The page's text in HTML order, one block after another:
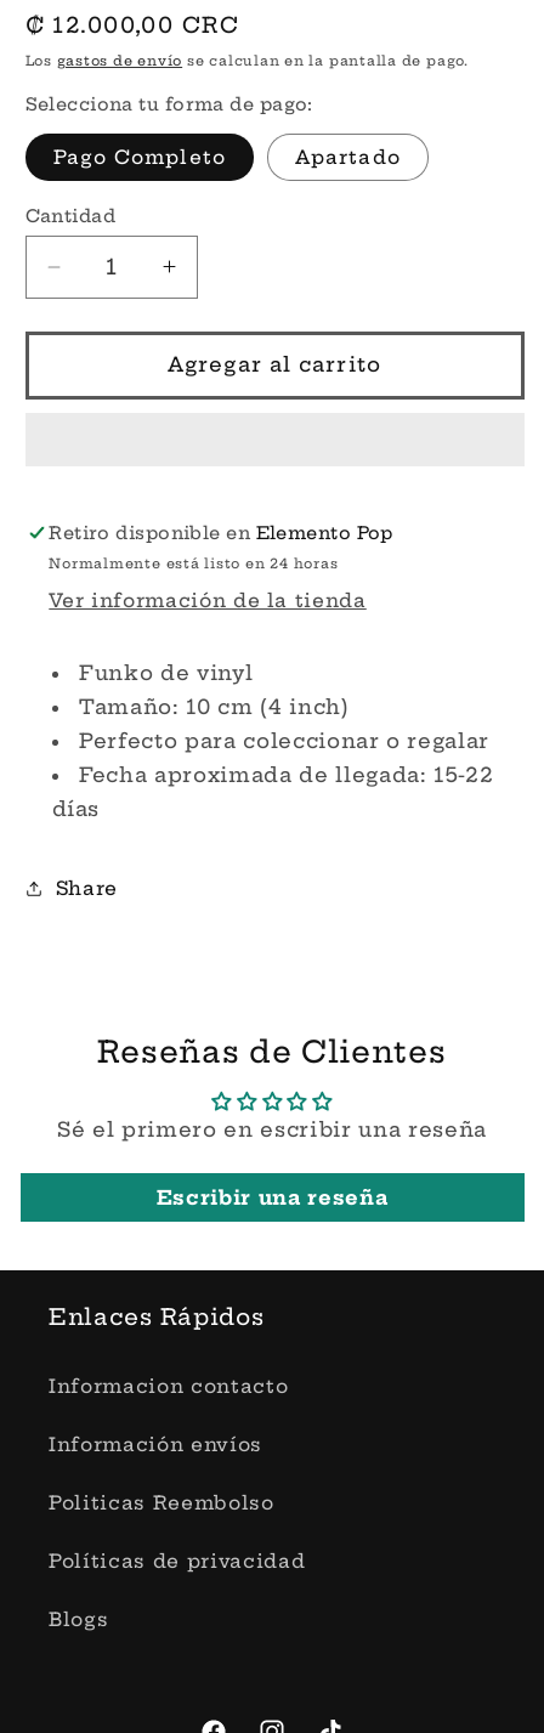
Precio
habitual
₡ 12.000,00 CRC
Los gastos de envío se calculan en la pantalla de pago.
Selecciona tu forma de pago:
Pago Completo Apartado
Cantidad
Reducir
cantidad
para
Encargo
Yellow
Dress
#1647
-
Funko
Pop!
Aumentar
cantidad
para
Por
Encargo
Yellow
Dress
#1647
-
Funko
Pop!
Agregar al carrito
Retiro disponible en Elemento Pop
Normalmente está listo en 24 horas
Ver información de la tienda
Funko de vinyl
Tamaño: 10 cm (4 inch)
Perfecto para coleccionar o regalar
Fecha aproximada de llegada: 15-22
días
Share
Reseñas de Clientes
Sé el primero en escribir una reseña
Escribir una reseña
Enlaces Rápidos
Informacion contacto
Información envíos
Politicas Reembolso
Políticas de privacidad
Blogs